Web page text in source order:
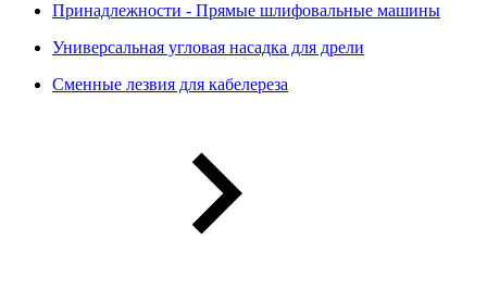
Принадлежности - Прямые шлифовальные машины
Универсальная угловая насадка для дрели
Сменные лезвия для кабелереза